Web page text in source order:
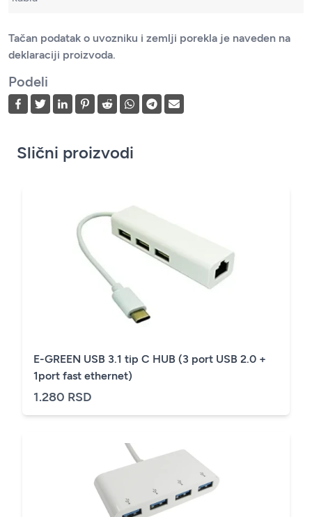
Tačan podatak o uvozniku i zemlji porekla je naveden na
deklaraciji proizvoda.
Podeli
Slični proizvodi
E-GREEN USB 3.1 tip C HUB (3 port USB 2.0 +
1port fast ethernet)
1.280 RSD